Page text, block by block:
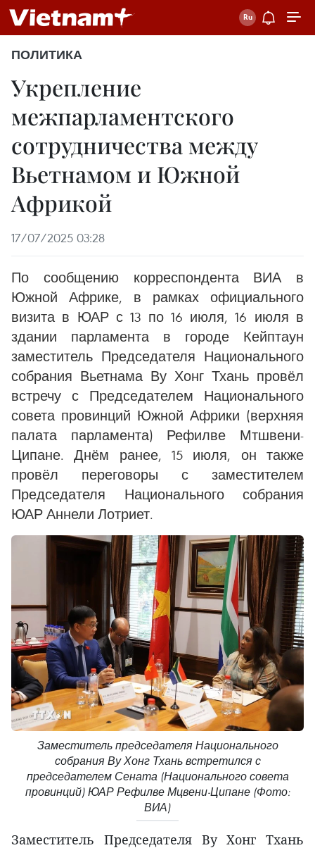
ПОЛИТИКА
Укрепление
межпарламентского
сотрудничества между
Вьетнамом и Южной
Африкой
17/07/2025 03:28
По сообщению корреспондента ВИА в
Южной Африке, в рамках официального
визита в ЮАР с 13 по 16 июля, 16 июля в
здании парламента в городе Кейптаун
заместитель Председателя Национального
собрания Вьетнама Ву Хонг Тхань провёл
встречу с Председателем Национального
совета провинций Южной Африки (верхняя
палата парламента) Рефилве Мтшвени-
Ципане. Днём ранее, 15 июля, он также
провёл переговоры с заместителем
Председателя Национального собрания
ЮАР Аннели Лотриет.
Заместитель председателя Национального
собрания Ву Хонг Тхань встретился с
председателем Сената (Национального совета
провинций) ЮАР Рефилве Мцвени-Ципане (Фото:
ВИА)
Заместитель Председателя Ву Хонг Тхань